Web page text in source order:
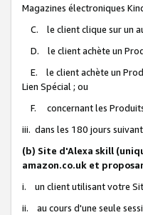
Magazines électroniques
C. le client clique sur un
D. le client achète un
E. le client achète un
Lien Spécial ; ou
F. concernant les Produits
iii. dans les 180 jours
(b) Site d'Alexa skill
amazon.co.uk et
i. un client utilisant votre
ii. au cours d'une seule